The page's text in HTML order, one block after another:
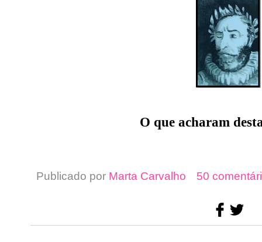
O que acharam
Publicado por Marta Carvalho 50